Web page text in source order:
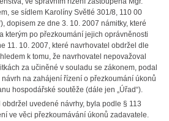
se sídlem Karolíny Světlé 301/8, 110 00
dopisem ze dne 3. 10. 2007 námitky, které
kterým po přezkoumání jejich oprávněnosti
11. 10. 2007, které navrhovatel obdržel dle
k tomu, že navrhovatel nepovažoval
za učiněné v souladu se zákonem, podal
na zahájení řízení o přezkoumání úkonů
hospodářské soutěže (dále jen „Úřad“).
uvedené návrhy, byla podle § 113
ve věci přezkoumávání úkonů zadavatele.